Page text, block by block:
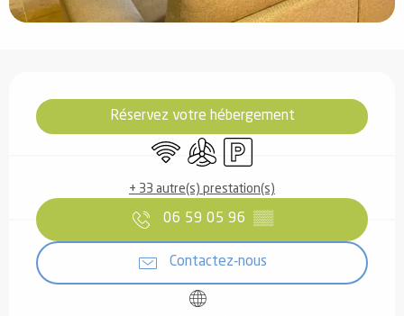
Réservez votre hébergement
WiFi
Air conditionné
Parking
+ 33 autre(s) prestation(s)
06 59 05 96 ▒▒
Contactez-nous